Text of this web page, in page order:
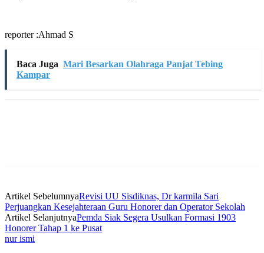
reporter :Ahmad S
Baca Juga Mari Besarkan Olahraga Panjat Tebing
Kampar
Artikel SebelumnyaRevisi UU Sisdiknas, Dr karmila Sari
Perjuangkan Kesejahteraan Guru Honorer dan Operator Sekolah
Artikel SelanjutnyaPemda Siak Segera Usulkan Formasi 1903
Honorer Tahap 1 ke Pusat
nur ismi